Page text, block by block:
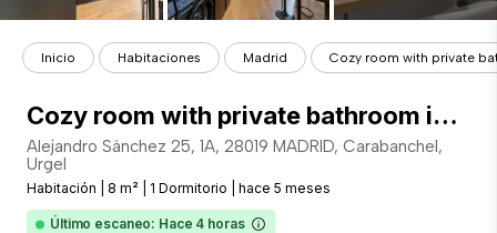
Inicio Habitaciones Madrid Cozy room with private
Cozy room with private bathroom in Urgel&nbsp;
Alejandro Sánchez 25, 1A, 28019 MADRID, Carabanchel,
Urgel
Habitación 8 m² 1 Dormitorio hace 5 meses
Último escaneo: Hace 4 horas